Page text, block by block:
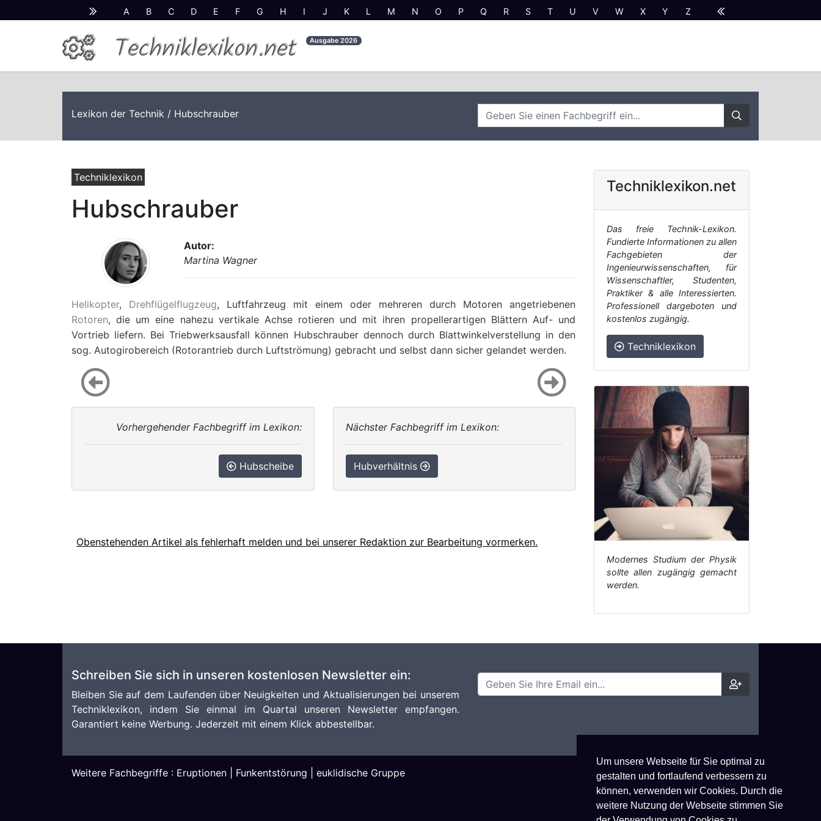
Um unsere Webseite für Sie optimal zu
gestalten und fortlaufend verbessern zu
können, verwenden wir Cookies. Durch die
weitere Nutzung der Webseite stimmen Sie
A B C D E F G H I J K L M N O P Q R S T U V W X Y Z
Techniklexikon.net Ausgabe2026
Lexikon der Technik / Hubschrauber
Techniklexikon
Hubschrauber
Autor:
Martina Wagner
Helikopter, Drehflügelflugzeug, Luftfahrzeug mit einem oder mehreren durch Motoren angetriebenen
Rotoren, die um eine nahezu vertikale Achse rotieren und mit ihren propellerartigen Blättern Auf- und
Vortrieb liefern. Bei Triebwerksausfall können Hubschrauber dennoch durch Blattwinkelverstellung in den
sog. Autogirobereich (Rotorantrieb durch Luftströmung) gebracht und selbst dann sicher gelandet werden.
Vorhergehender Fachbegriff im Lexikon:
Hubscheibe
Nächster Fachbegriff im Lexikon:
Hubverhältnis
Obenstehenden Artikel als fehlerhaft melden und bei unserer Redaktion zur Bearbeitung vormerken.
Techniklexikon.net
Das freie Technik-Lexikon.
Fundierte Informationen zu allen
Fachgebieten der
Ingenieurwissenschaften, für
Wissenschaftler, Studenten,
Praktiker & alle Interessierten.
Professionell dargeboten und
kostenlos zugängig.
Techniklexikon
Modernes Studium der Physik
sollte allen zugängig gemacht
werden.
Schreiben Sie sich in unseren kostenlosen Newsletter ein:
Bleiben Sie auf dem Laufenden über Neuigkeiten und Aktualisierungen bei unserem
Techniklexikon, indem Sie einmal im Quartal unseren Newsletter empfangen.
Garantiert keine Werbung. Jederzeit mit einem Klick abbestellbar.
Weitere Fachbegriffe : Eruptionen Funkentstörung euklidische Gruppe